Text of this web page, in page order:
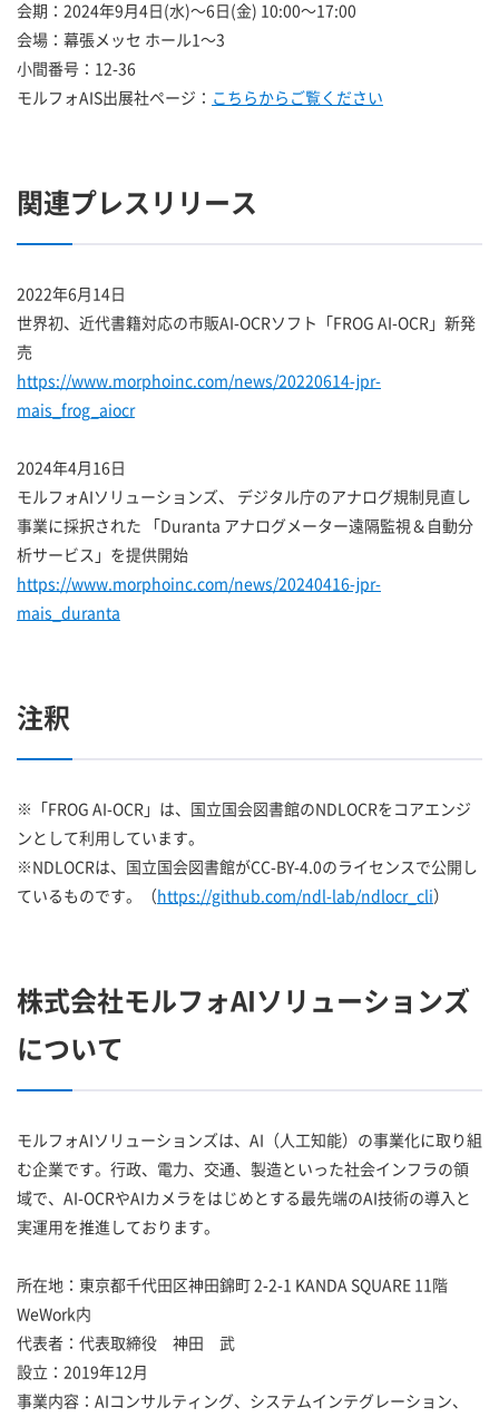
会期：2024年9月4日(水)～6日(金) 10:00～17:00
会場：幕張メッセ ホール1～3
小間番号：12-36
モルフォAIS出展社ページ： こちらからご覧ください
関連プレスリリース
2022年6月14日
世界初、近代書籍対応の市販AI-OCRソフト「FROG AI-OCR」新発
売
https://www.morphoinc.com/news/20220614-jpr-
mais_frog_aiocr
2024年4月16日
モルフォAIソリューションズ、 デジタル庁のアナログ規制見直し
事業に採択された 「Duranta アナログメーター遠隔監視＆自動分
析サービス」を提供開始
https://www.morphoinc.com/news/20240416-jpr-
mais_duranta
注釈
※「FROG AI-OCR」は、国立国会図書館のNDLOCRをコアエンジ
ンとして利用しています。
※NDLOCRは、国立国会図書館がCC-BY-4.0のライセンスで公開し
ているものです。（https://github.com/ndl-lab/ndlocr_cli）
株式会社モルフォAIソリューションズ
について
モルフォAIソリューションズは、AI（人工知能）の事業化に取り組
む企業です。行政、電力、交通、製造といった社会インフラの領
域で、AI-OCRやAIカメラをはじめとする最先端のAI技術の導入と
実運用を推進しております。
所在地：東京都千代田区神田錦町 2-2-1 KANDA SQUARE 11階
WeWork内
代表者：代表取締役 神田 武
設立：2019年12月
事業内容：AIコンサルティング、システムインテグレーション、